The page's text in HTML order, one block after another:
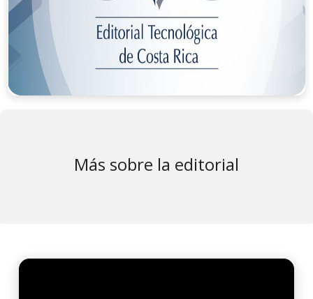
Más sobre la editorial